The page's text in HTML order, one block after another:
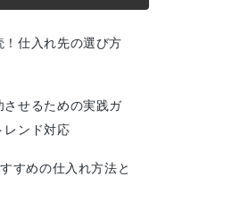
！仕入れ先の選び方
させるための実践ガ
レンド対応
すめの仕入れ方法と